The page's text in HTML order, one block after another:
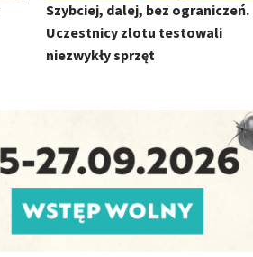
Szybciej, dalej, bez ograniczeń.
Uczestnicy zlotu testowali
niezwykły sprzęt